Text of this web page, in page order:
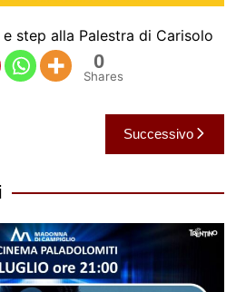
step alla Palestra di Carisolo
0
Shares
Successivo